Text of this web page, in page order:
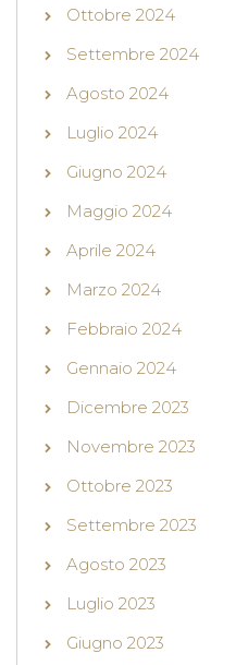
Ottobre 2024
Settembre 2024
Agosto 2024
Luglio 2024
Giugno 2024
Maggio 2024
Aprile 2024
Marzo 2024
Febbraio 2024
Gennaio 2024
Dicembre 2023
Novembre 2023
Ottobre 2023
Settembre 2023
Agosto 2023
Luglio 2023
Giugno 2023